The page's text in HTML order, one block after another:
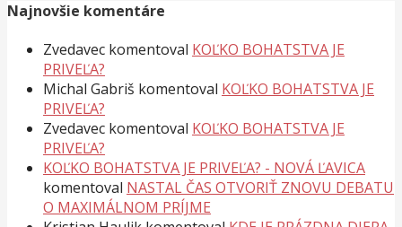
Najnovšie komentáre
Zvedavec komentoval KOĽKO BOHATSTVA JE
PRIVEĽA?
Michal Gabriš komentoval KOĽKO BOHATSTVA JE
PRIVEĽA?
Zvedavec komentoval KOĽKO BOHATSTVA JE
PRIVEĽA?
KOĽKO BOHATSTVA JE PRIVEĽA? - NOVÁ ĽAVICA
komentoval NASTAL ČAS OTVORIŤ ZNOVU DEBATU
O MAXIMÁLNOM PRÍJME